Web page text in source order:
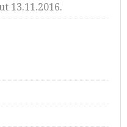
13.11.2016.